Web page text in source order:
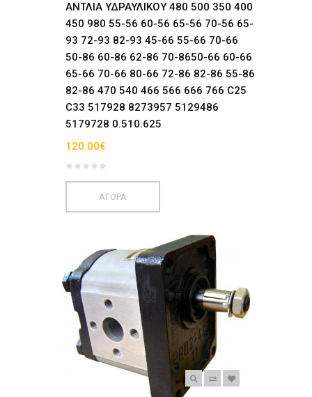
ΑΝΤΛΙΑ ΥΔΡΑΥΛΙΚΟΥ 480 500 350 400
450 980 55-56 60-56 65-56 70-56 65-
93 72-93 82-93 45-66 55-66 70-66
50-86 60-86 62-86 70-8650-66 60-66
65-66 70-66 80-66 72-86 82-86 55-86
82-86 470 540 466 566 666 766 C25
C33 517928 8273957 5129486
5179728 0.510.625
120.00€
ΑΓΟΡΑ